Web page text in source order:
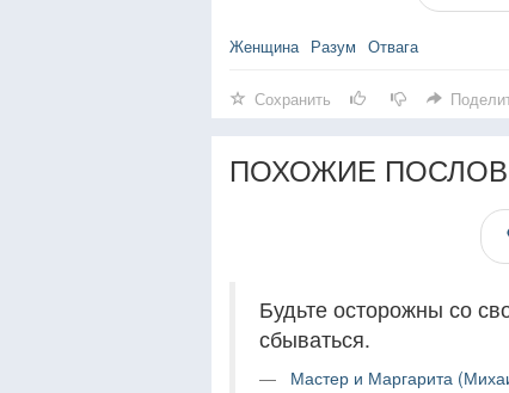
Женщина Разум Отвага
Сохранить
ПОХОЖИЕ
Будьте осторожны со
сбываться.
Мастер и Маргарита